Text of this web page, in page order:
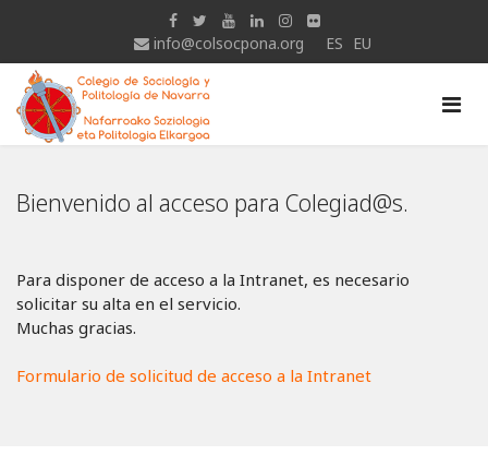
info@colsocpona.org ES EU
Bienvenido al acceso para Colegiad@s.
Para disponer de acceso a la Intranet, es necesario
solicitar su alta en el servicio.
Muchas gracias.
Formulario de solicitud de acceso a la Intranet